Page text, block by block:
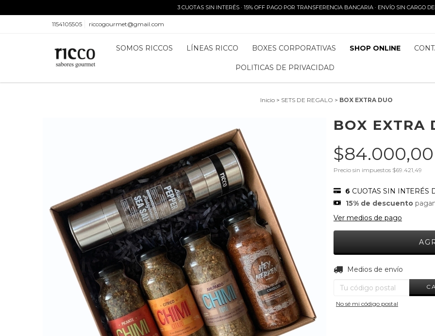
3 CUOTAS SIN INTERÉS · 15% OFF PAGO POR TRANSFERENCIA BANCARIA · ENVÍO SIN CARGO
1154105505 riccogourmet@gmail.com
SOMOS RICCOS LÍNEAS RICCO BOXES CORPORATIVAS SHOP ONLINE
POLITICAS DE PRIVACIDAD
Inicio > SETS DE REGALO > BOX EXTRA DUO
BOX EXTRA
$84.000,00
Precio sin impuestos $69.421,49
6 CUOTAS SIN INTERÉS
15% de descuento
Ver medios de pago
Entregas para el CP:
Medios de envío
No sé mi código postal